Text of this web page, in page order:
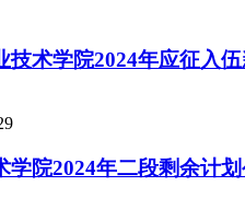
技术学院2024年应征入
学院2024年二段剩余计